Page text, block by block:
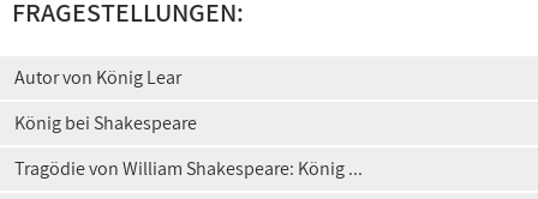
FRAGESTELLUNGEN:
Autor von König Lear
König bei Shakespeare
Tragödie von William Shakespeare: König ...